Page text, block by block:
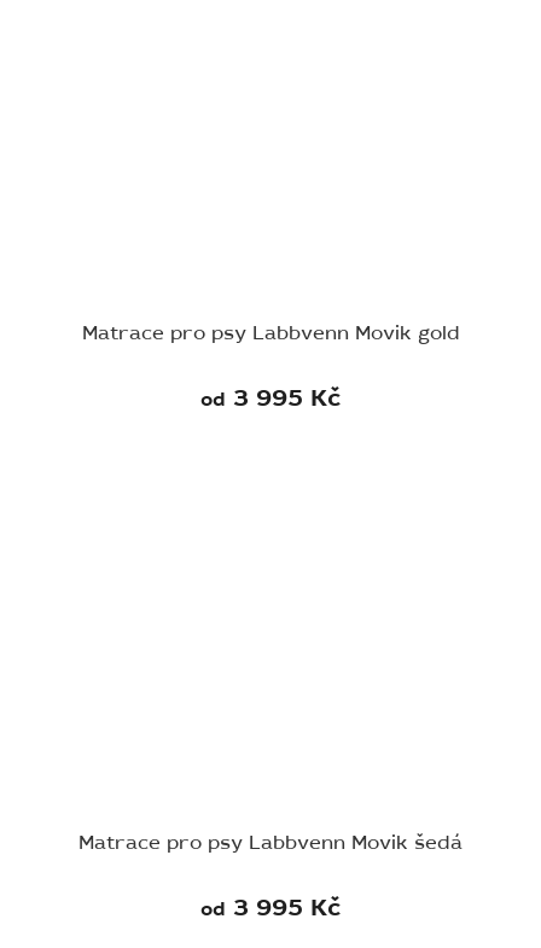
Matrace pro psy Labbvenn Movik gold
od 3 995 Kč
Matrace pro psy Labbvenn Movik šedá
od 3 995 Kč